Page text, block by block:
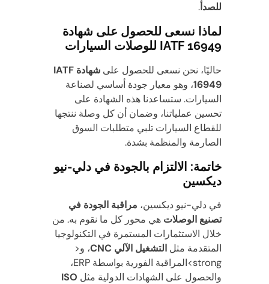
للصدأ.
لماذا نسعى للحصول على شهادة
IATF 16949 للوصلات السيارات
حاليًا، نحن نسعى للحصول على
شهادة IATF
16949، وهو معيار جودة أساسي لصناعة
السيارات. ستساعدنا هذه الشهادة على
تحسين عملياتنا، وضمان أن كل وصلة ننتجها
للقطاع السيارات تلبي متطلبات السوق
الصارمة والمنظمة بشدة.
خاتمة: الالتزام بالجودة في دلي-نيو
ديكسين
في دلي-نيو ديكسين، مراقبة الجودة في
تصنيع الوصلات هي محور كل ما نقوم به. من
خلال الاستثمارات المستمرة في التكنولوجيا
المتقدمة مثل التشغيل الآلي CNC
، و<
strong>المراقبة الفورية بواسطة ERP،
والحصول على الشهادات الدولية مثل ISO